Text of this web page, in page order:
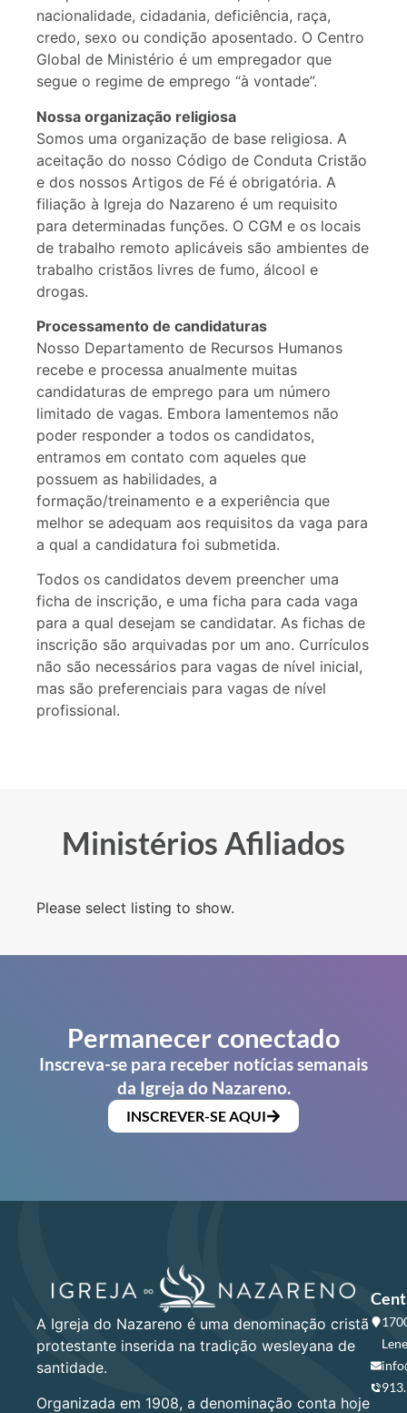
nacionalidade, cidadania, deficiência, raça,
credo, sexo ou condição aposentado. O Centro
Global de Ministério é um empregador que
segue o regime de emprego “à vontade”.
Nossa organização religiosa
Somos uma organização de base religiosa. A
aceitação do nosso Código de Conduta Cristão
e dos nossos Artigos de Fé é obrigatória. A
filiação à Igreja do Nazareno é um requisito
para determinadas funções. O CGM e os locais
de trabalho remoto aplicáveis ​​são ambientes de
trabalho cristãos livres de fumo, álcool e
drogas.
Processamento de candidaturas
Nosso Departamento de Recursos Humanos
recebe e processa anualmente muitas
candidaturas de emprego para um número
limitado de vagas. Embora lamentemos não
poder responder a todos os candidatos,
entramos em contato com aqueles que
possuem as habilidades, a
formação/treinamento e a experiência que
melhor se adequam aos requisitos da vaga para
a qual a candidatura foi submetida.
Todos os candidatos devem preencher uma
ficha de inscrição, e uma ficha para cada vaga
para a qual desejam se candidatar. As fichas de
inscrição são arquivadas por um ano. Currículos
não são necessários para vagas de nível inicial,
mas são preferenciais para vagas de nível
profissional.
Ministérios Afiliados
Please select listing to show.
Permanecer conectado
Inscreva-se para receber notícias semanais
da Igreja do Nazareno.
INSCREVER-SE AQUI
A Igreja do Nazareno é uma denominação cristã
protestante inserida na tradição wesleyana de
santidade.
Organizada em 1908, a denominação conta hoje